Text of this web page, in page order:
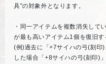
具"の対象外となります。
・同一アイテムを複数消失して
が最も高いアイテム1個を復旧す
(例)過去に「+7サイハの弓(刻印
した場合「+8サイハの弓(刻印)